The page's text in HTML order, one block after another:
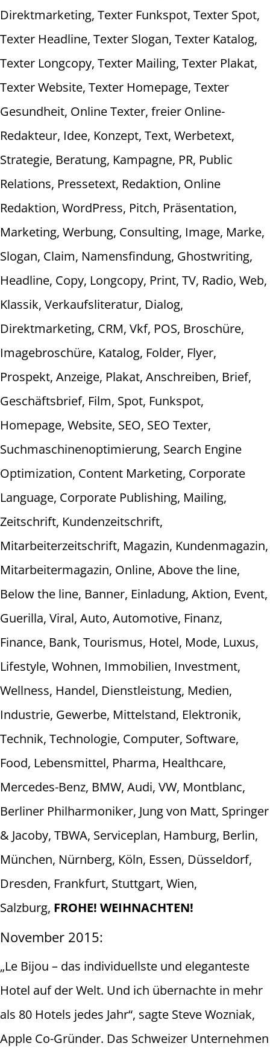
Direktmarketing, Texter Funkspot, Texter Spot,
Texter Headline, Texter Slogan, Texter Katalog,
Texter Longcopy, Texter Mailing, Texter Plakat,
Texter Website, Texter Homepage, Texter
Gesundheit, Online Texter, freier Online-
Redakteur, Idee, Konzept, Text, Werbetext,
Strategie, Beratung, Kampagne, PR, Public
Relations, Pressetext, Redaktion, Online
Redaktion, WordPress, Pitch, Präsentation,
Marketing, Werbung, Consulting, Image, Marke,
Slogan, Claim, Namensfindung, Ghostwriting,
Headline, Copy, Longcopy, Print, TV, Radio, Web,
Klassik, Verkaufsliteratur, Dialog,
Direktmarketing, CRM, Vkf, POS, Broschüre,
Imagebroschüre, Katalog, Folder, Flyer,
Prospekt, Anzeige, Plakat, Anschreiben, Brief,
Geschäftsbrief, Film, Spot, Funkspot,
Homepage, Website, SEO, SEO Texter,
Suchmaschinenoptimierung, Search Engine
Optimization, Content Marketing, Corporate
Language, Corporate Publishing, Mailing,
Zeitschrift, Kundenzeitschrift,
Mitarbeiterzeitschrift, Magazin, Kundenmagazin,
Mitarbeitermagazin, Online, Above the line,
Below the line, Banner, Einladung, Aktion, Event,
Guerilla, Viral, Auto, Automotive, Finanz,
Finance, Bank, Tourismus, Hotel, Mode, Luxus,
Lifestyle, Wohnen, Immobilien, Investment,
Wellness, Handel, Dienstleistung, Medien,
Industrie, Gewerbe, Mittelstand, Elektronik,
Technik, Technologie, Computer, Software,
Food, Lebensmittel, Pharma, Healthcare,
Mercedes-Benz, BMW, Audi, VW, Montblanc,
Berliner Philharmoniker, Jung von Matt, Springer
& Jacoby, TBWA, Serviceplan, Hamburg, Berlin,
München, Nürnberg, Köln, Essen, Düsseldorf,
Dresden, Frankfurt, Stuttgart, Wien,
Salzburg, FROHE! WEIHNACHTEN!
November 2015:
„Le Bijou – das individuellste und eleganteste
Hotel auf der Welt. Und ich übernachte in mehr
als 80 Hotels jedes Jahr“, sagte Steve Wozniak,
Apple Co-Gründer. Das Schweizer Unternehmen